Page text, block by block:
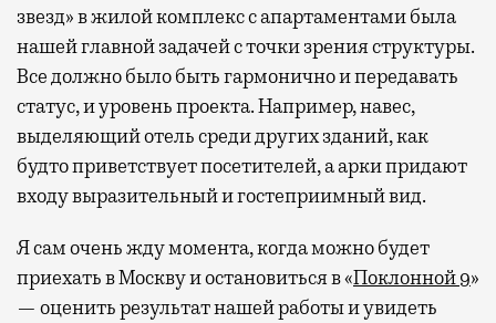
звезд» в жилой комплекс с апартаментами была
нашей главной задачей с точки зрения структуры.
Все должно было быть гармонично и передавать
статус, и уровень проекта. Например, навес,
выделяющий отель среди других зданий, как
будто приветствует посетителей, а арки придают
входу выразительный и гостеприимный вид.
Я сам очень жду момента, когда можно будет
приехать в Москву и остановиться в «Поклонной 9»
— оценить результат нашей работы и увидеть